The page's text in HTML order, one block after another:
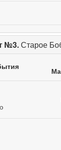
№3.Старое